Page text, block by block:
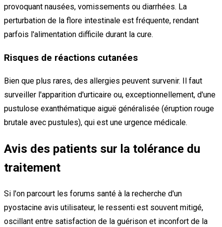
provoquant nausées, vomissements ou diarrhées. La
perturbation de la flore intestinale est fréquente, rendant
parfois l'alimentation difficile durant la cure.
Risques de réactions cutanées
Bien que plus rares, des allergies peuvent survenir. Il faut
surveiller l'apparition d'urticaire ou, exceptionnellement, d'une
pustulose exanthématique aiguë généralisée (éruption rouge
brutale avec pustules), qui est une urgence médicale.
Avis des patients sur la tolérance du
traitement
Si l'on parcourt les forums santé à la recherche d'un
pyostacine avis utilisateur, le ressenti est souvent mitigé,
oscillant entre satisfaction de la guérison et inconfort de la